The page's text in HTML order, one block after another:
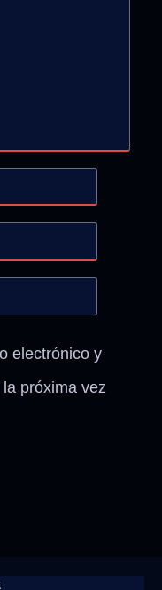
electrónico y
próxima vez